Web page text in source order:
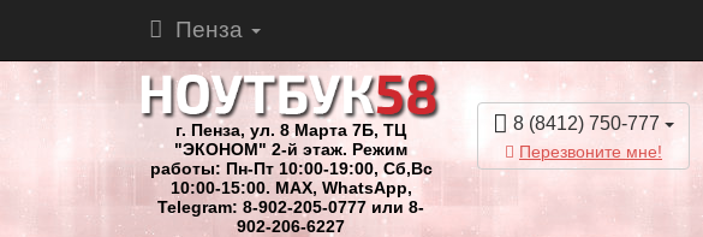
Пенза
г. Пенза, ул. 8 Марта 7Б, ТЦ
"ЭКОНОМ" 2-й этаж. Режим
работы: Пн-Пт 10:00-19:00, Сб,Вс
10:00-15:00. MAX, WhatsApp,
Telegram: 8-902-205-0777 или 8-
902-206-6227
8 (8412) 750-777
Перезвоните мне!